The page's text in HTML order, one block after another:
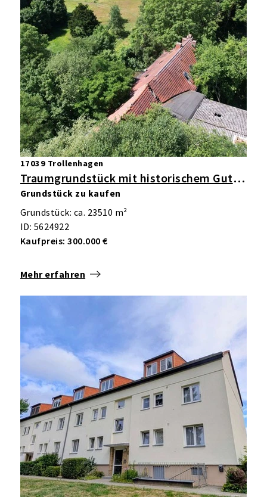
17039 Trollenhagen
Traumgrundstück mit historischem Gutshaus – 23.500 m² Grundstück mit Potenzial in Trollenhagen
Grundstück zu kaufen
Grundstück: ca. 23510 m²
ID: 5624922
Kaufpreis: 300.000 €
Mehr erfahren